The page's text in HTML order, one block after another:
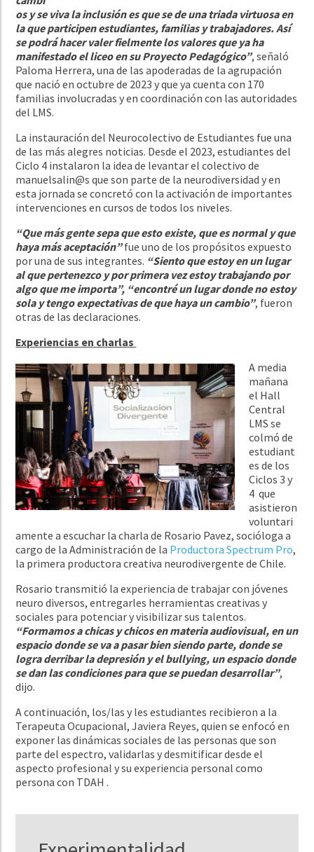
os y se viva la inclusión es que se de una triada virtuosa en
la que participen estudiantes, familias y trabajadores. Así
se podrá hacer valer fielmente los valores que ya ha
manifestado el liceo en su Proyecto Pedagógico”, señaló
Paloma Herrera, una de las apoderadas de la agrupación
que nació en octubre de 2023 y que ya cuenta con 170
familias involucradas y en coordinación con las autoridades
del LMS.
La instauración del Neurocolectivo de Estudiantes fue una
de las más alegres noticias. Desde el 2023, estudiantes del
Ciclo 4 instalaron la idea de levantar el colectivo de
manuelsalin@s que son parte de la neurodiversidad y en
esta jornada se concretó con la activación de importantes
intervenciones en cursos de todos los niveles.
“Que más gente sepa que esto existe, que es normal y que
haya más aceptación”fue uno de los propósitos expuesto
por una de sus integrantes. “Siento que estoy en un lugar
al que pertenezco y por primera vez estoy trabajando por
algo que me importa”, “encontré un lugar donde no estoy
sola y tengo expectativas de que haya un cambio”, fueron
otras de las declaraciones.
Experiencias en charlas
A media
mañana
el Hall
Central
LMS se
colmó de
estudiant
es de los
Ciclos 3 y
4 que
asistieron
voluntari
amente a escuchar la charla de Rosario Pavez, socióloga a
cargo de la Administración de la Productora Spectrum Pro,
la primera productora creativa neurodivergente de Chile.
Rosario transmitió la experiencia de trabajar con jóvenes
neuro diversos, entregarles herramientas creativas y
sociales para potenciar y visibilizar sus talentos.
“Formamos a chicas y chicos en materia audiovisual, en un
espacio donde se va a pasar bien siendo parte, donde se
logra derribar la depresión y el bullying, un espacio donde
se dan las condiciones para que se puedan desarrollar”,
dijo.
A continuación, los/las y les estudiantes recibieron a la
Terapeuta Ocupacional, Javiera Reyes, quien se enfocó en
exponer las dinámicas sociales de las personas que son
parte del espectro, validarlas y desmitificar desde el
aspecto profesional y su experiencia personal como
persona con TDAH .